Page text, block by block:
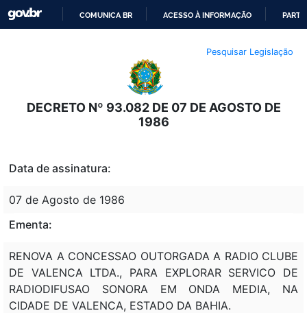
O
CONTEÚDO
COMUNICA BR ACESSO À INFORMAÇÃO
Pesquisar Legislação
DECRETO Nº 93.082 DE 07 DE AGOSTO DE
1986
Data de assinatura:
07 de Agosto de 1986
Ementa:
RENOVA A CONCESSAO OUTORGADA A RADIO CLUBE
DE VALENCA LTDA., PARA EXPLORAR SERVICO DE
RADIODIFUSAO SONORA EM ONDA MEDIA, NA
CIDADE DE VALENCA, ESTADO DA BAHIA.